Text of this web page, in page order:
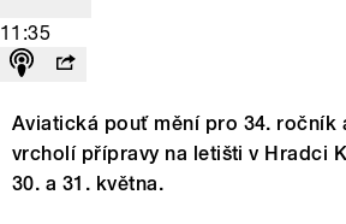
11:35
Aviatická pouť mění pro 34. ročník
vrcholí přípravy na letišti v Hradci
30. a 31. května.